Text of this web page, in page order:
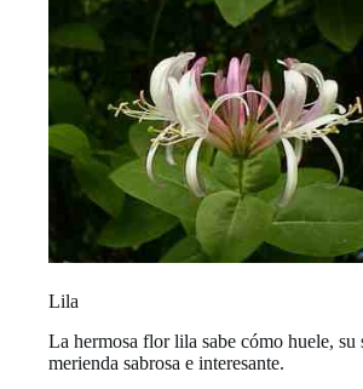
Lila
La hermosa flor lila sabe cómo huele,
merienda sabrosa e interesante.